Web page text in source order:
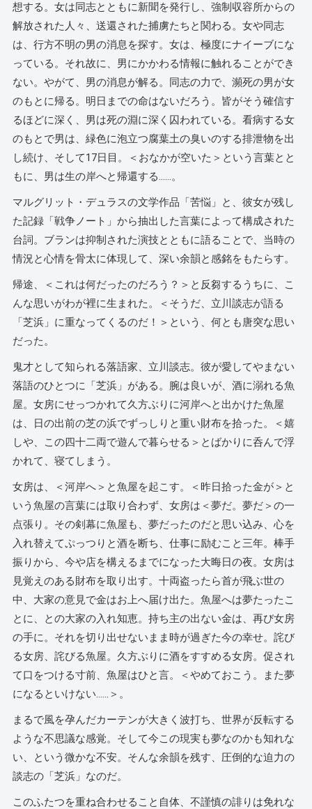
想する。女は同志とともに新聞を発行し、強制収容所からの
解放された人々、送還された捕虜たちと関わる。女や同志
は、行方不明の男の消息を探す。女は、極度にナイーブにな
っている。それ故に、男にかかわる情報に触れることができ
ない。やがて、男の消息が解る。同志の力で、瀕死の男が女
のもとに帰る。明日までの命はないだろう。皆がそう確信す
るほどに深く、男は死の淵に深く囚われている。看病する女
のもとで男は、緑色に泡立つ腐葉土の臭いのする排泄物を出
し続け、そして17日目。＜おなかが空いた＞という言葉とと
もに、男は生の岸へと帰還する……。
マルグリット・デュラスの文学作品「苦悩」と、彼女が残し
た記録「戦争ノート」から抽出した言葉によって構成された
台詞。ブランは抑制された演技とともに語ることで、当時の
情況と心情を骨太に体現して、深い余韻と感銘をもたらす。
帰途、＜これは何だったのだろう？＞と反芻するうちに、こ
んな思いがわが裡に生まれた。＜そうだ、立川談志が語る
「芝浜」に重なってくるのだ！＞という、何とも唐突な思い
だった。
鬼才として知られる落語家、立川談志。彼が愛してやまない
落語のひとつに「芝浜」がある。腕は良いが、酒に溺れる魚
屋。女房にせっつかれて久方ぶりに河岸へと出かけた魚屋
は、日の出前の芝の浜でずっしりと重い財布を拾った。＜嬉
しや、この四十二両で遊んで暮らせる＞とばかりに呑んで浮
かれて、寝てしまう。
女房は、＜河岸へ＞と魚屋を起こす。＜昨日拾った金が＞と
いう魚屋の言葉には取り合わず、女房は＜夢だ。夢だ＞の一
点張り。その剣幕に魚屋も、夢だったのだと思い込み、心を
入れ替えてぷっつりと酒を断ち、仕事に励むこと三年。棒手
振りから、今や店を構えるまでになった大晦日の夜。女房は
見覚えのある財布を取り出す。十両盗ったら首が飛ぶ世の
中、大家の意見で金はお上へ届け出た。魚屋へは夢たったこ
とに、との大家の入れ知恵。持ち主の出ない金は、再び女房
の手に。それを切り出せないまま時が過ぎた今の幸せ。詫び
る女房、詫びる魚屋。久方ぶりに酒をすすめる女房。促され
て口をつける寸前、魚屋はひと言。＜やめておこう。また夢
になるといけない……＞。
まるで風を孕んだカーテンが大きく波打ち、世界が反転する
ような不思議な感覚。そして今この現実も夢なのかも知れな
い、という微かな不安。そんな余韻を残す、圧倒的な迫力の
談志の「芝浜」なのだ。
このふたつを重ね合わせること自体、不謹慎の誹りは免れな